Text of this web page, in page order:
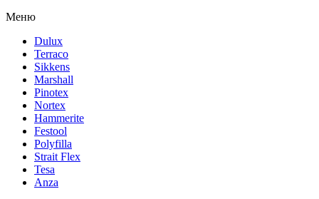
Меню
Dulux
Terraco
Sikkens
Marshall
Pinotex
Nortex
Hammerite
Festool
Polyfilla
Strait Flex
Tesa
Anza